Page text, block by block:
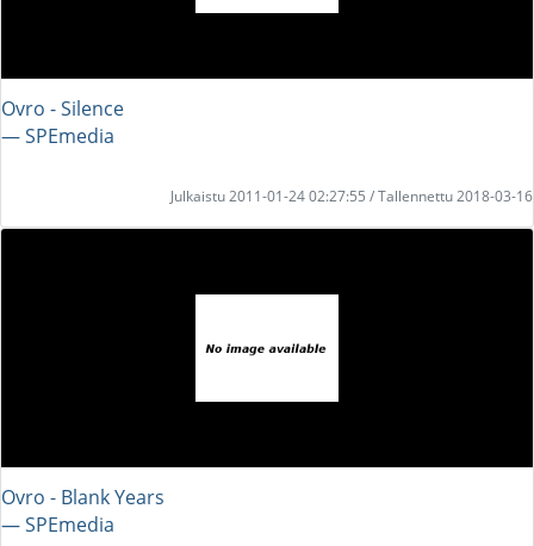
Ovro - Silence
― SPEmedia
Julkaistu 2011-01-24 02:27:55 / Tallennettu 2018-03-16
Ovro - Blank Years
― SPEmedia